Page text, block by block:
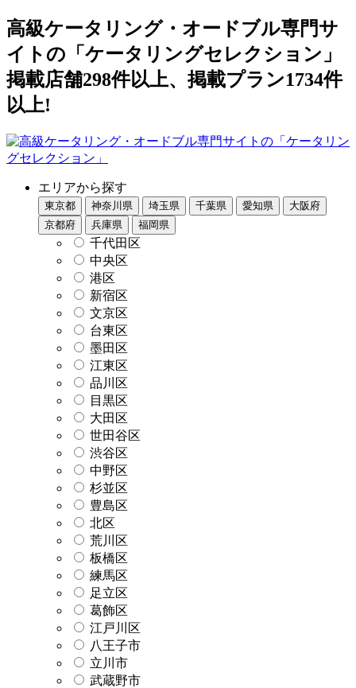
高級ケータリング・オードブル専門サ
イトの「ケータリングセレクション」
掲載店舗298件以上、掲載プラン1734件
以上!
エリアから探す
東京都 神奈川県 埼玉県 千葉県 愛知県
大阪府
京都府
兵庫県 福岡県
千代田区
中央区
港区
新宿区
文京区
台東区
墨田区
江東区
品川区
目黒区
大田区
世田谷区
渋谷区
中野区
杉並区
豊島区
北区
荒川区
板橋区
練馬区
足立区
葛飾区
江戸川区
八王子市
立川市
武蔵野市